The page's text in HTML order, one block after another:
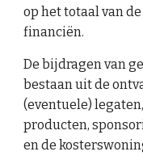
op het totaal van
financiën.
De bijdragen van
bestaan uit de
(eventuele)
producten,
en de